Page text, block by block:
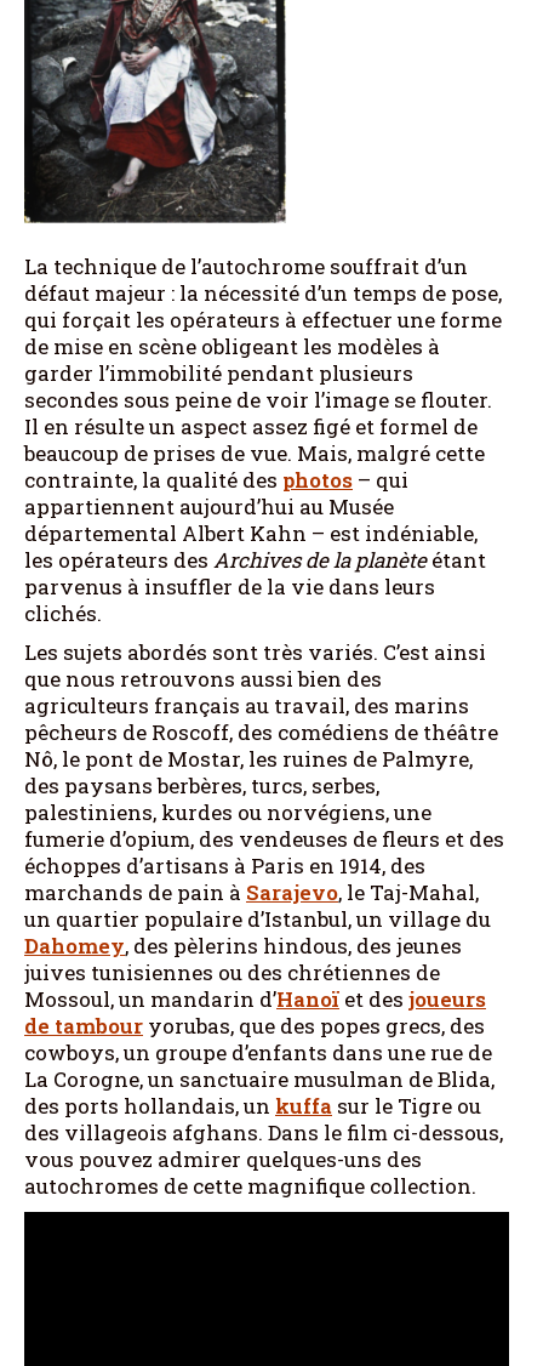
La technique de l’autochrome souffrait d’un
défaut majeur : la nécessité d’un temps de pose,
qui forçait les opérateurs à effectuer une forme
de mise en scène obligeant les modèles à
garder l’immobilité pendant plusieurs
secondes sous peine de voir l’image se flouter.
Il en résulte un aspect assez figé et formel de
beaucoup de prises de vue. Mais, malgré cette
contrainte, la qualité des photos – qui
appartiennent aujourd’hui au Musée
départemental Albert Kahn – est indéniable,
les opérateurs des Archives de la planèteétant
parvenus à insuffler de la vie dans leurs
clichés.
Les sujets abordés sont très variés. C’est ainsi
que nous retrouvons aussi bien des
agriculteurs français au travail, des marins
pêcheurs de Roscoff, des comédiens de théâtre
Nô, le pont de Mostar, les ruines de Palmyre,
des paysans berbères, turcs, serbes,
palestiniens, kurdes ou norvégiens, une
fumerie d’opium, des vendeuses de fleurs et des
échoppes d’artisans à Paris en 1914, des
marchands de pain à Sarajevo, le Taj-Mahal,
un quartier populaire d’Istanbul, un village du
Dahomey, des pèlerins hindous, des jeunes
juives tunisiennes ou des chrétiennes de
Mossoul, un mandarin d’Hanoï et des joueurs
de tambour yorubas, que des popes grecs, des
cowboys, un groupe d’enfants dans une rue de
La Corogne, un sanctuaire musulman de Blida,
des ports hollandais, un kuffa sur le Tigre ou
des villageois afghans. Dans le film ci-dessous,
vous pouvez admirer quelques-uns des
autochromes de cette magnifique collection.